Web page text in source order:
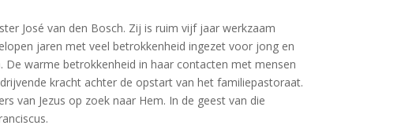
José van den Bosch. Zij is ruim vijf jaar werkzaam
jaren met veel betrokkenheid ingezet voor jong en
warme betrokkenheid in haar contacten met mensen
kracht achter de opstart van het familiepastoraat.
van Jezus op zoek naar Hem. In de geest van die